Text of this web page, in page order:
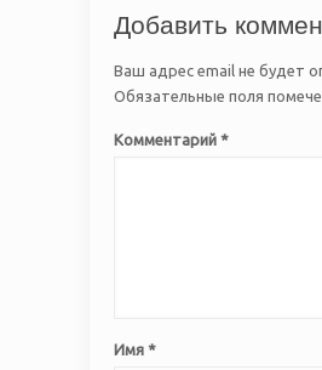
Добавить
Ваш адрес email не будет
Обязательные поля
Комментарий *
Имя *